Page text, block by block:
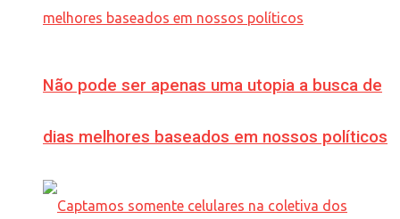
Não pode ser apenas uma utopia a busca de
dias melhores baseados em nossos políticos